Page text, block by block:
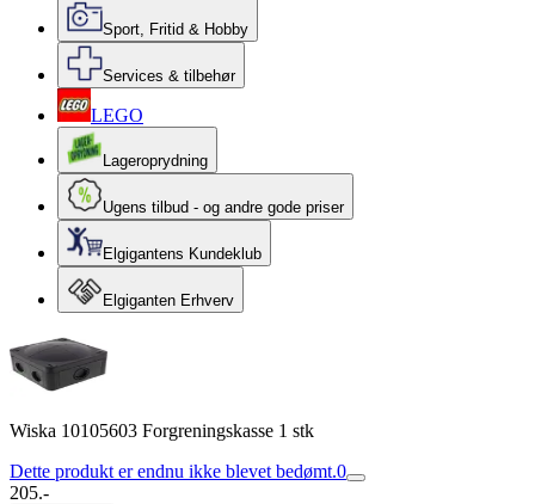
Sport, Fritid & Hobby
Services & tilbehør
LEGO
Lageroprydning
Ugens tilbud - og andre gode priser
Elgigantens Kundeklub
Elgiganten Erhverv
Wiska 10105603 Forgreningskasse 1 stk
Dette produkt er endnu ikke blevet bedømt.0
205.-